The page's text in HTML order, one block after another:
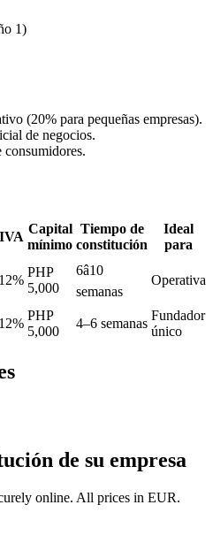
1)
(20% para pequeñas empresas).
de negocios.
consumidores.
IVA
Capital
mínimo
Tiempo de
constitución
Ideal
para
12%
PHP
5,000
6â10
semanas
Operativa
12%
PHP
5,000
4–6 semanas
Fundador
único
de su empresa
online. All prices in EUR.